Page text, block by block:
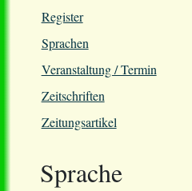
Register
Sprachen
Veranstaltung / Termin
Zeitschriften
Zeitungsartikel
Sprache